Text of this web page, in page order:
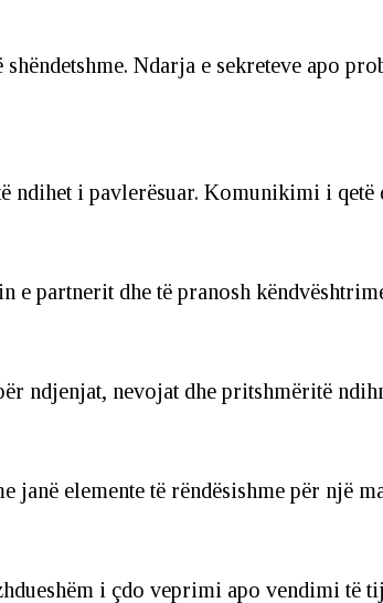
Ndarja e sekreteve apo
i pavlerësuar. Komunikimi i qetë
partnerit dhe të pranosh
ndjenjat, nevojat dhe pritshmëritë
elemente të rëndësishme për një
i çdo veprimi apo vendimi të